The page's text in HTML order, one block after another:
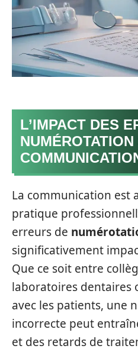
L’IMPACT DES
La communication est
pratique
erreurs de
significativement
Que ce soit entre
laboratoires dentaires
avec les patients, une
incorrecte peut
et des retards de